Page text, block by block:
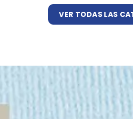
VER TODAS LAS